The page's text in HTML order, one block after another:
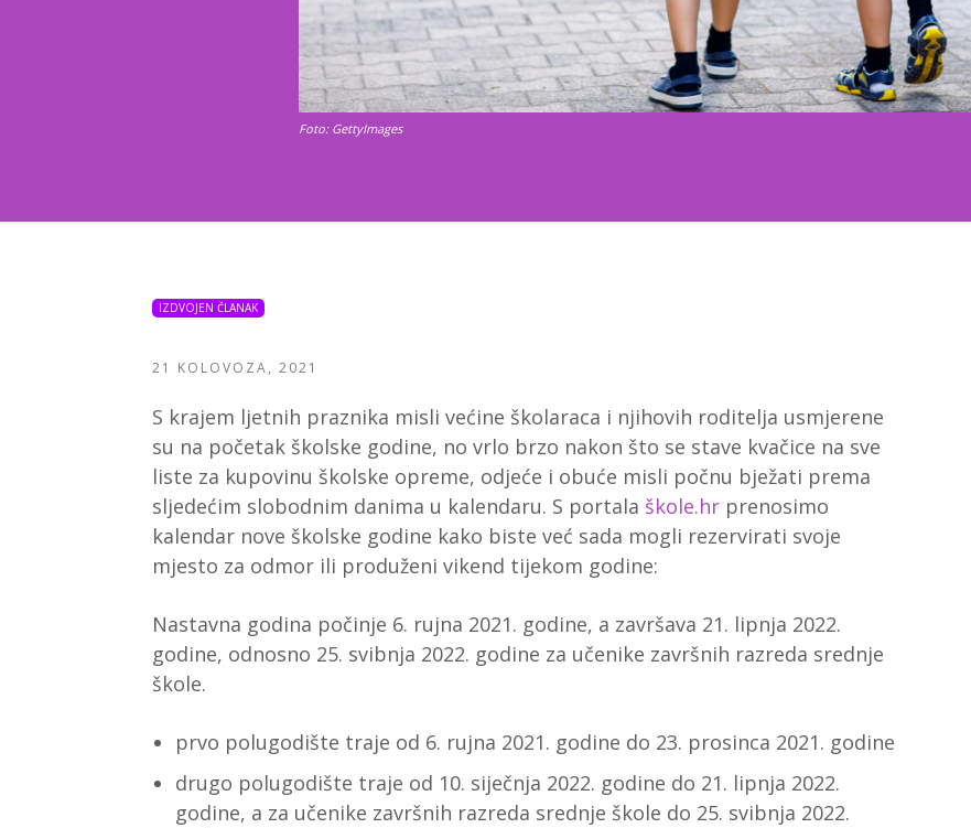
Foto: GettyImages
IZDVOJEN ČLANAK
21 KOLOVOZA, 2021
S krajem ljetnih praznika misli većine školaraca i njihovih roditelja usmjerene
su na početak školske godine, no vrlo brzo nakon što se stave kvačice na sve
liste za kupovinu školske opreme, odjeće i obuće misli počnu bježati prema
sljedećim slobodnim danima u kalendaru. S portala škole.hr prenosimo
kalendar nove školske godine kako biste već sada mogli rezervirati svoje
mjesto za odmor ili produženi vikend tijekom godine:
Nastavna godina počinje 6. rujna 2021. godine, a završava 21. lipnja 2022.
godine, odnosno 25. svibnja 2022. godine za učenike završnih razreda srednje
škole.
prvo polugodište traje od 6. rujna 2021. godine do 23. prosinca 2021. godine
drugo polugodište traje od 10. siječnja 2022. godine do 21. lipnja 2022.
godine, a za učenike završnih razreda srednje škole do 25. svibnja 2022.